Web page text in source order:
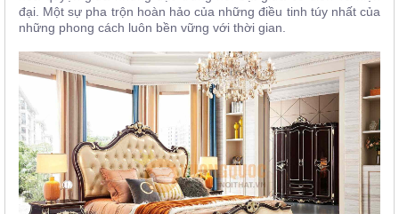
đại. Một sự pha trộn hoàn hảo của những điều tinh túy nhất của
những phong cách luôn bền vững với thời gian.